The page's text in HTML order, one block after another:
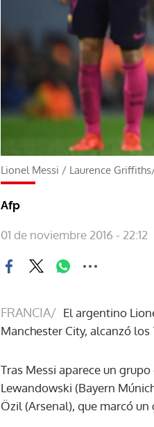
Lionel Messi / Laurence
Afp
01 de noviembre 2016 - 22:12
FRANCIA/ El argentino
Manchester City, alcanzó
Tras Messi aparece un
Lewandowski (Bayern
Özil (Arsenal), que marcó